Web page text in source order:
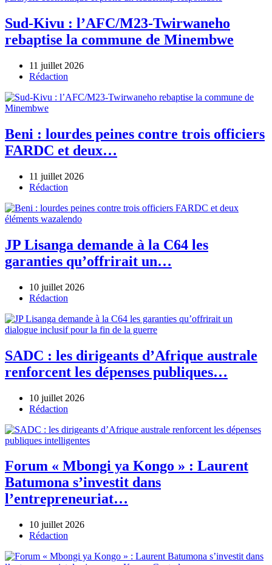
Sud-Kivu : l’AFC/M23-Twirwaneho
rebaptise la commune de Minembwe
11 juillet 2026
Author
Rédaction
Beni : lourdes peines contre trois officiers
FARDC et deux…
11 juillet 2026
Author
Rédaction
JP Lisanga demande à la C64 les
garanties qu’offrirait un…
10 juillet 2026
Author
Rédaction
SADC : les dirigeants d’Afrique australe
renforcent les dépenses publiques…
10 juillet 2026
Author
Rédaction
Forum « Mbongi ya Kongo » : Laurent
Batumona s’investit dans
l’entrepreneuriat…
10 juillet 2026
Author
Rédaction